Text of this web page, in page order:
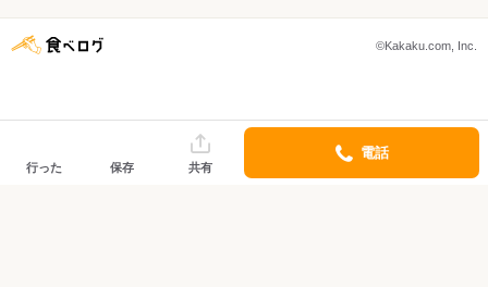
©Kakaku.com, Inc.
行った 保存 共有
電話